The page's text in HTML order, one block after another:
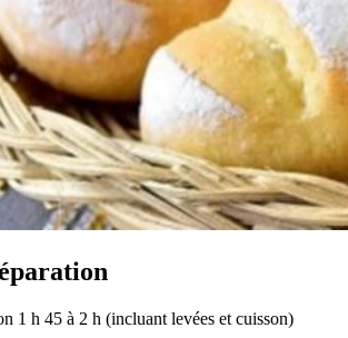
1 h 45 à 2 h (incluant levées et cuisson)